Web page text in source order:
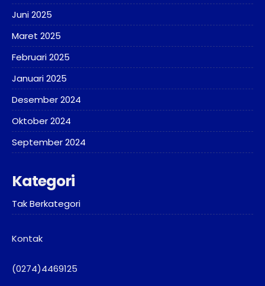
Juni 2025
Maret 2025
Februari 2025
Januari 2025
Desember 2024
Oktober 2024
September 2024
Kategori
Tak Berkategori
Kontak
(0274)4469125